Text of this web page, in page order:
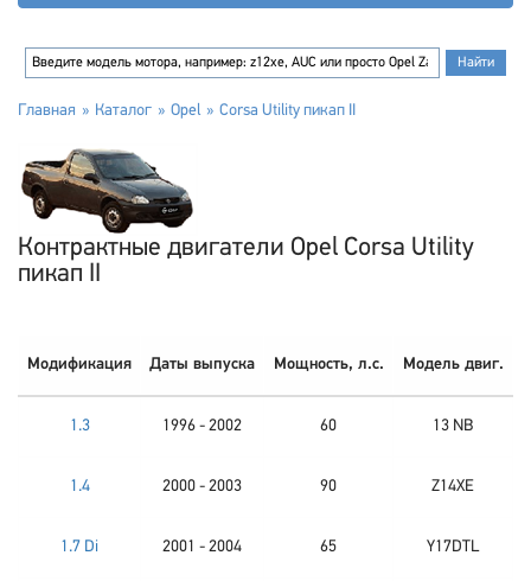
Главная Каталог Opel Corsa Utility пикап II
Контрактные двигатели Opel Corsa Utility
пикап II
Модификация Даты выпуска Мощность, л.с. Модель двиг.
1.3 1996 - 2002 60 13 NB
1.4 2000 - 2003 90 Z14XE
1.7 Di 2001 - 2004 65 Y17DTL